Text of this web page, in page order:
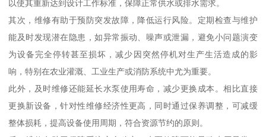
以使其重新达到设计工作标准，保障正常供水或排水需求。
其次，维修有助于预防突发故障，降低运行风险。定期检查与维护
能及时发现潜在隐患，如异常振动、噪声或泄漏，避免小问题演变
为设备完全停转甚至损坏，减少因突然停机对生产生活造成的影
响，特别在农业灌溉、工业生产或消防系统中尤为重要。
此外，及时维修还能延长水泵使用寿命，减少更换成本。相比直接
更换新设备，针对性维修经济性更高，同时通过保养调整，可减缓
整体损耗，提高设备使用周期，符合资源节约的原则。